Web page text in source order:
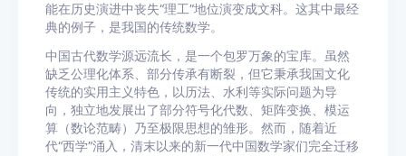
能在历史演进中丧失“理工”地位演变成文科。这其中最经
典的例子，是我国的传统数学。
中国古代数学源远流长，是一个包罗万象的宝库。虽然
缺乏公理化体系、部分传承有断裂，但它秉承我国文化
传统的实用主义特色，以历法、水利等实际问题为导
向，独立地发展出了部分符号化代数、矩阵变换、模运
算（数论范畴）乃至极限思想的雏形。然而，随着近
代“西学”涌入，清末以来的新一代中国数学家们完全迁移